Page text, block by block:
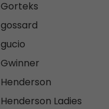
Gorteks
gossard
gucio
Gwinner
Henderson
Henderson Ladies